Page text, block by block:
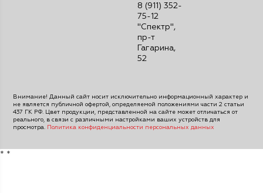
8 (911) 352-
75-12
"Спектр",
пр-т
Гагарина,
52
Внимание! Данный сайт носит исключительно информационный характер и
не является публичной офертой, определяемой положениями части 2 статьи
437 ГК РФ. Цвет продукции, представленной на сайте может отличаться от
реального, в связи с различными настройками ваших устройств для
просмотра. Политика конфиденциальности персональных данных
* *